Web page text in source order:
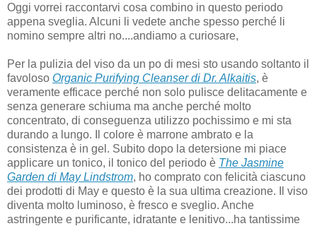
Oggi vorrei raccontarvi cosa combino in questo periodo
appena sveglia. Alcuni li vedete anche spesso perché li
nomino sempre altri no....andiamo a curiosare,
Per la pulizia del viso da un po di mesi sto usando soltanto il
favoloso Organic Purifying Cleanser di Dr. Alkaitis, è
veramente efficace perché non solo pulisce delitacamente e
senza generare schiuma ma anche perché molto
concentrato, di conseguenza utilizzo pochissimo e mi sta
durando a lungo. Il colore è marrone ambrato e la
consistenza è in gel. Subito dopo la detersione mi piace
applicare un tonico, il tonico del periodo è The Jasmine
Garden di May Lindstrom, ho comprato con felicità ciascuno
dei prodotti di May e questo è la sua ultima creazione. Il viso
diventa molto luminoso, è fresco e sveglio. Anche
astringente e purificante, idratante e lenitivo...ha tantissime